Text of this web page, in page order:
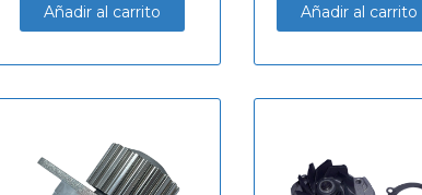
Añadir al carrito Añadir al carrito